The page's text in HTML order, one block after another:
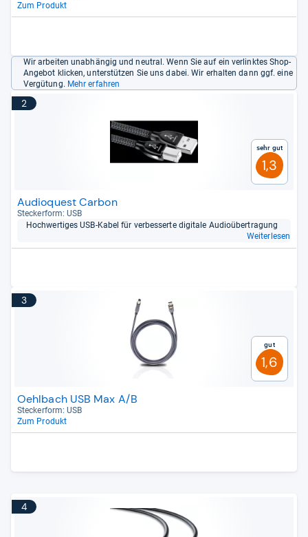
Zum Produkt
Wir arbeiten unabhängig und neutral. Wenn Sie auf ein verlinktes Shop-
Angebot klicken, unterstützen Sie uns dabei. Wir erhalten dann ggf. eine
Vergütung. Mehr erfahren
2
Sehr gut
1,3
Audioquest Carbon
Stecker­form: USB
Hoch­wer­ti­ges USB-​Kabel für ver­bes­serte digi­tale Audio­über­tra­gung
Weiterlesen
3
Gut
1,6
Oehlbach USB Max A/B
Stecker­form: USB
Zum Produkt
4